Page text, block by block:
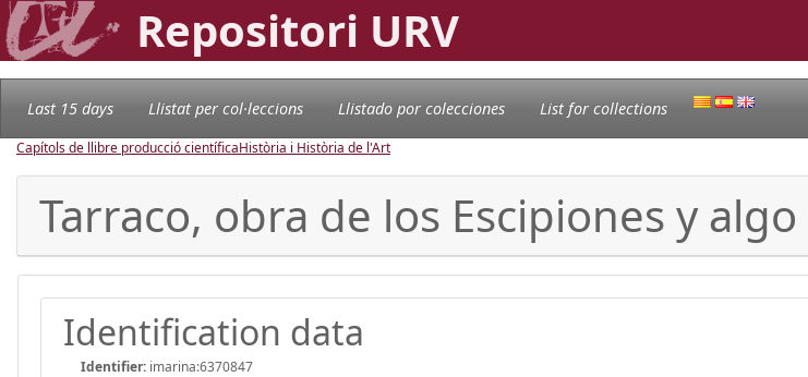
Repositori URV
Last 15 days Llistat per col·leccions Llistado por colecciones List for collections
Capítols de llibre producció científicaHistòria i Història de l'Art
Tarraco, obra de los Escipiones y
Identification data
Identifier: imarina:6370847